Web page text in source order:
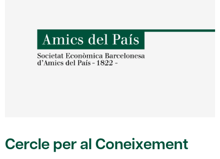
Cercle per al Coneixement